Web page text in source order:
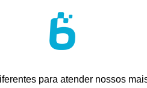
para atender nossos